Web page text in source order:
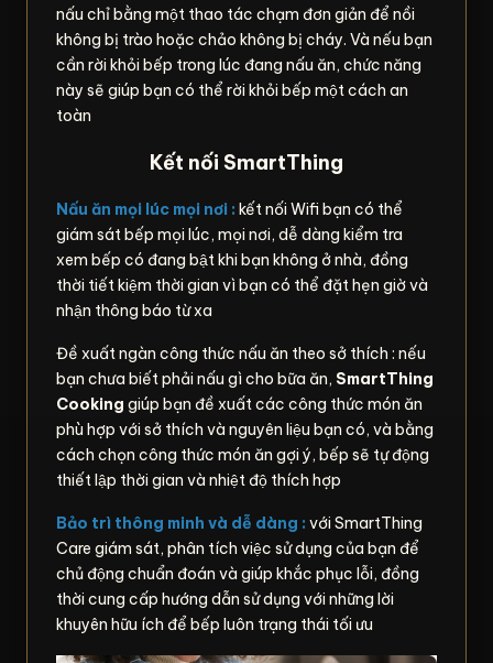
nấu chỉ bằng một thao tác chạm đơn giản để nồi
không bị trào hoặc chảo không bị cháy. Và nếu bạn
cần rời khỏi bếp trong lúc đang nấu ăn, chức năng
này sẽ giúp bạn có thể rời khỏi bếp một cách an
toàn
Kết nối SmartThing
Nấu ăn mọi lúc mọi nơi : kết nối Wifi bạn có thể
giám sát bếp mọi lúc, mọi nơi, dễ dàng kiểm tra
xem bếp có đang bật khi bạn không ở nhà, đồng
thời tiết kiệm thời gian vì bạn có thể đặt hẹn giờ và
nhận thông báo từ xa
Đề xuất ngàn công thức nấu ăn theo sở thích : nếu
bạn chưa biết phải nấu gì cho bữa ăn, SmartThing
Cooking giúp bạn đề xuất các công thức món ăn
phù hợp với sở thích và nguyên liệu bạn có, và bằng
cách chọn công thức món ăn gợi ý, bếp sẽ tự động
thiết lập thời gian và nhiệt độ thích hợp
Bảo trì thông minh và dễ dàng : với SmartThing
Care giám sát, phân tích việc sử dụng của bạn để
chủ động chuẩn đoán và giúp khắc phục lỗi, đồng
thời cung cấp hướng dẫn sử dụng với những lời
khuyên hữu ích để bếp luôn trạng thái tối ưu